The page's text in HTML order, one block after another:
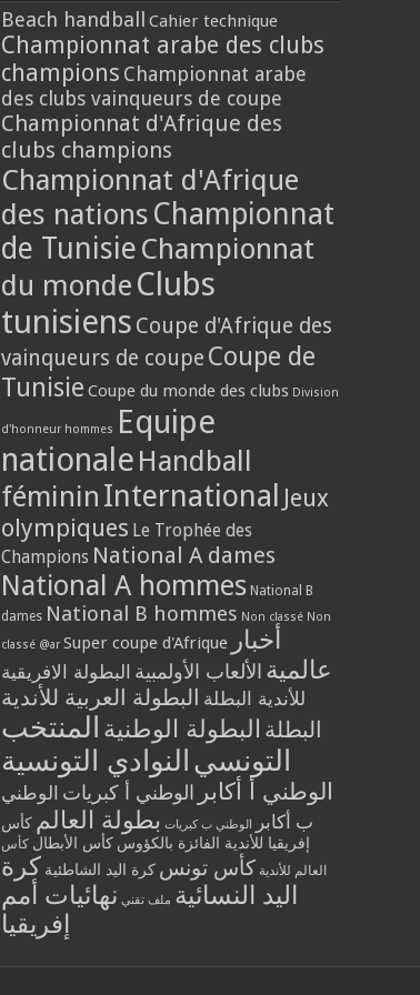
Beach handball Cahier technique
Championnat arabe des clubs
champions Championnat arabe
des clubs vainqueurs de coupe
Championnat d'Afrique des
clubs champions
Championnat d'Afrique
des nations Championnat
de Tunisie Championnat
du monde Clubs
tunisiens Coupe d'Afrique des
vainqueurs de coupe Coupe de
Tunisie Coupe du monde des clubs Division
d'honneur hommes Equipe
nationale Handball
féminin International Jeux
olympiques Le Trophée des
Champions National A dames
National A hommes National B
dames National B hommes Non classé Non
classé @ar Super coupe d'Afrique أخبار
عالمية الألعاب الأولمبية البطولة الافريقية
للأندية البطلة البطولة العربية للأندية
البطلة البطولة الوطنية المنتخب
التونسي النوادي التونسية
الوطني أ أكابر الوطني أ كبريات الوطني
ب أكابر
الوطني ب كبريات بطولة العالم كأس
إفريقيا للأندية الفائزة بالكؤوس كأس الأبطال كأس
العالم للأندية كأس تونس كرة اليد الشاطئية كرة
اليد النسائية ملف تقني نهائيات أمم
إفريقيا